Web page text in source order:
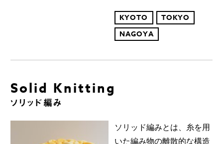
KYOTO
TOKYO
NAGOYA
Solid Knitting
ソリッド編み
ソリッド編みとは、糸を用
いた編み物の離散的な構造